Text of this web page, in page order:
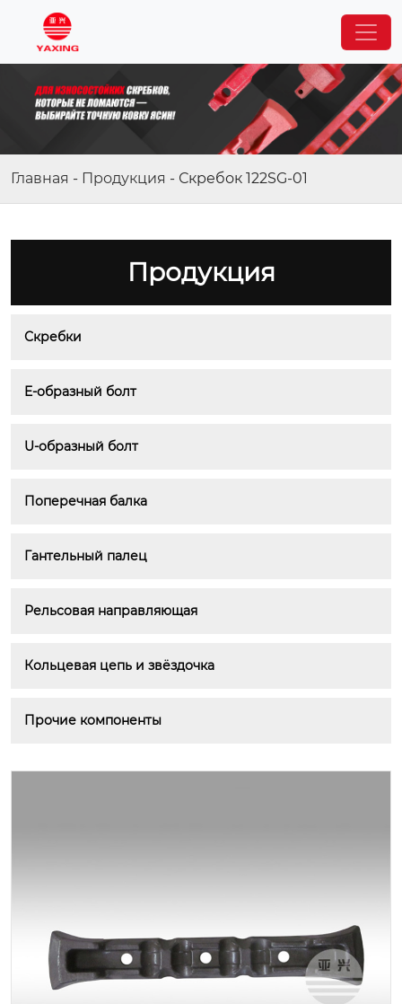
Главная - Продукция - Скребок 122SG-01
Продукция
Скребки
E-образный болт
U-образный болт
Поперечная балка
Гантельный палец
Рельсовая направляющая
Кольцевая цепь и звёздочка
Прочие компоненты